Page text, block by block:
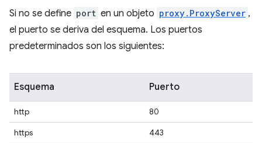
Si no se define port en un objeto proxy.ProxyServer ,
el puerto se deriva del esquema. Los puertos
predeterminados son los siguientes:
Esquema Puerto
http
80
https
443